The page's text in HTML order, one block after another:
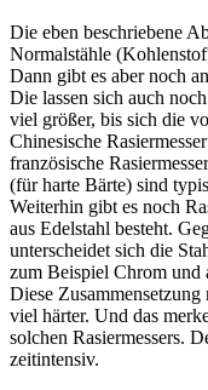
Die eben beschriebene
Normalstähle
Dann gibt es aber noch
Die lassen sich auch
viel größer, bis sich die
Chinesische
französische
(für harte Bärte) sind
Weiterhin gibt es noch
aus Edelstahl besteht.
unterscheidet sich die
zum Beispiel Chrom und
Diese Zusammensetzung
viel härter. Und das
solchen Rasiermessers.
zeitintensiv.